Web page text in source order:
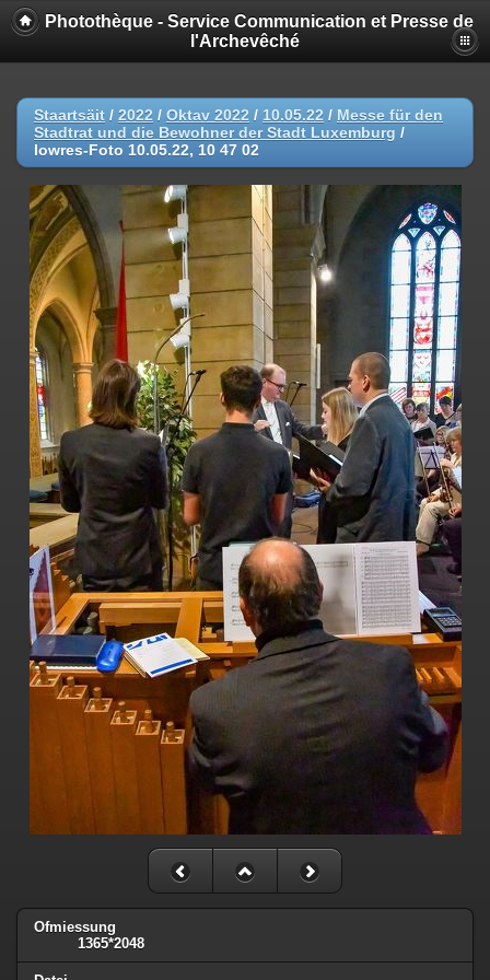
Photothèque - Service Communication et Presse de
l'Archevêché
Staartsäit / 2022 / Oktav 2022 / 10.05.22 / Messe für den
Stadtrat und die Bewohner der Stadt Luxemburg /
lowres-Foto 10.05.22, 10 47 02
Ofmiessung
1365*2048